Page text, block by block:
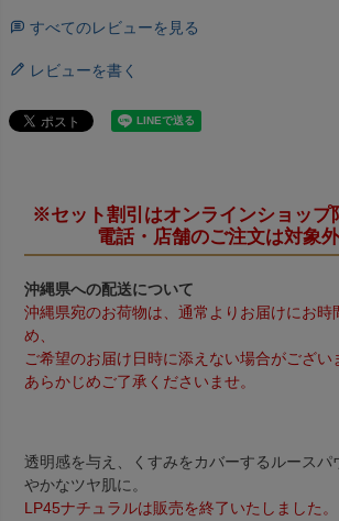
すべてのレビューを見る
レビューを書く
※セット割引はオンラインショップ
電話・店舗のご注文は対象外
沖縄県への配送について
沖縄県宛のお荷物は、通常よりお届けにお時
め、
ご希望のお届け日時に添えない場合がござい
あらかじめご了承くださいませ。
透明感を与え、くすみをカバーするルースパ
やかなツヤ肌に。
LP45ナチュラルは販売を終了いたしました。